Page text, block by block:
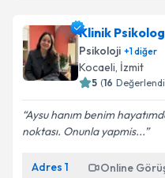
Klinik
Psikoloji +1diğer
Kocaeli, İzmit
5 (16
Aysu hanım benim
noktası. Onunla yapmis...
Adres 1 Online